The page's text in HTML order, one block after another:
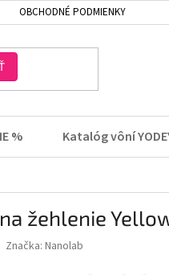
OBCHODNÉ PODMIENKY
% Katalóg vôní
žehlenie
Značka:Nanolab